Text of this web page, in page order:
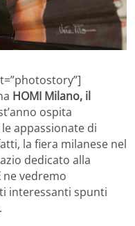
HOMI Milano, il
ospita
appassionate di
la fiera milanese nel
dedicato alla
ne vedremo
interessanti spunti